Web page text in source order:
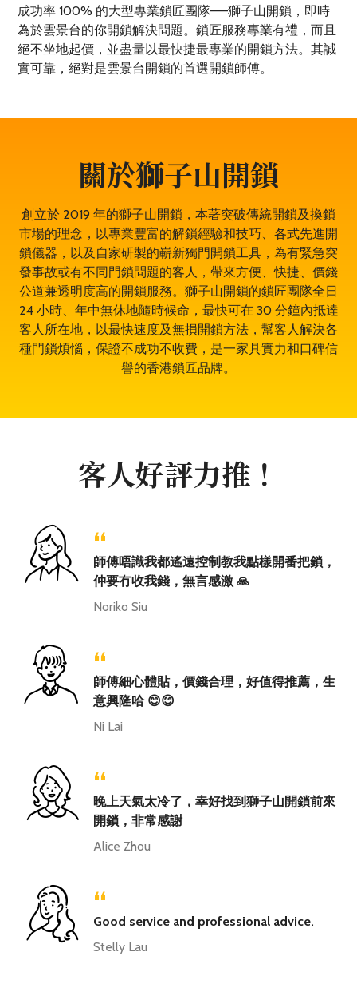
成功率 100% 的大型專業鎖匠團隊——獅子山開鎖，即時
為於雲景台的你開鎖解決問題。鎖匠服務專業有禮，而且
絕不坐地起價，並盡量以最快捷最專業的開鎖方法。其誠
實可靠，絕對是雲景台開鎖的首選開鎖師傅。
關於獅子山開鎖
創立於 2019 年的獅子山開鎖，本著突破傳統開鎖及換鎖
市場的理念，以專業豐富的解鎖經驗和技巧、各式先進開
鎖儀器，以及自家研製的嶄新獨門開鎖工具，為有緊急突
發事故或有不同門鎖問題的客人，帶來方便、快捷、價錢
公道兼透明度高的開鎖服務。獅子山開鎖的鎖匠團隊全日
24 小時、年中無休地隨時候命，最快可在 30 分鐘內抵達
客人所在地，以最快速度及無損開鎖方法，幫客人解決各
種門鎖煩惱，保證不成功不收費，是一家具實力和口碑信
譽的香港鎖匠品牌。
客人好評力推！
“
師傅唔識我都遙遠控制教我點樣開番把鎖，
仲要冇收我錢，無言感激 🙏
Noriko Siu
“
師傅細心體貼，價錢合理，好值得推薦，生
意興隆哈 😊😊
Ni Lai
“
晚上天氣太冷了，幸好找到獅子山開鎖前來
開鎖，非常感謝
Alice Zhou
“
Good service and professional advice.
Stelly Lau